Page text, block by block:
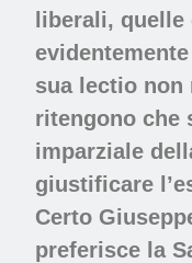
liberali,
sua lectio non
ritengono che
imparziale
giustificare
Certo
preferisce la